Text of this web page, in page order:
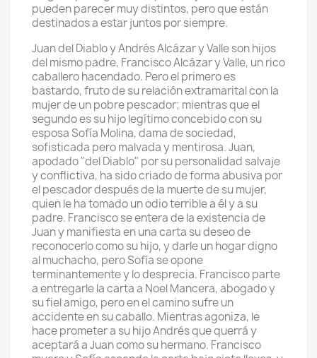
pueden parecer muy distintos, pero que están
destinados a estar juntos por siempre.
Juan del Diablo y Andrés Alcázar y Valle son hijos
del mismo padre, Francisco Alcázar y Valle, un rico
caballero hacendado. Pero el primero es
bastardo, fruto de su relación extramarital con la
mujer de un pobre pescador; mientras que el
segundo es su hijo legítimo concebido con su
esposa Sofía Molina, dama de sociedad,
sofisticada pero malvada y mentirosa. Juan,
apodado "del Diablo" por su personalidad salvaje
y conflictiva, ha sido criado de forma abusiva por
el pescador después de la muerte de su mujer,
quien le ha tomado un odio terrible a él y a su
padre. Francisco se entera de la existencia de
Juan y manifiesta en una carta su deseo de
reconocerlo como su hijo, y darle un hogar digno
al muchacho, pero Sofía se opone
terminantemente y lo desprecia. Francisco parte
a entregarle la carta a Noel Mancera, abogado y
su fiel amigo, pero en el camino sufre un
accidente en su caballo. Mientras agoniza, le
hace prometer a su hijo Andrés que querrá y
aceptará a Juan como su hermano. Francisco